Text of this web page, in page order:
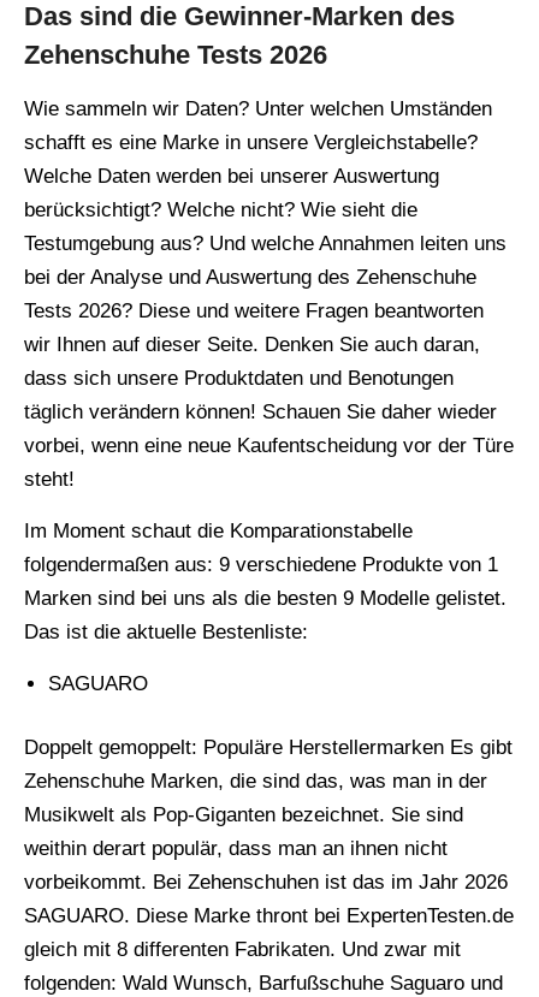
Das sind die Gewinner-Marken des
Zehenschuhe Tests 2026
Wie sammeln wir Daten? Unter welchen Umständen
schafft es eine Marke in unsere Vergleichstabelle?
Welche Daten werden bei unserer Auswertung
berücksichtigt? Welche nicht? Wie sieht die
Testumgebung aus? Und welche Annahmen leiten uns
bei der Analyse und Auswertung des Zehenschuhe
Tests 2026? Diese und weitere Fragen beantworten
wir Ihnen auf dieser Seite. Denken Sie auch daran,
dass sich unsere Produktdaten und Benotungen
täglich verändern können! Schauen Sie daher wieder
vorbei, wenn eine neue Kaufentscheidung vor der Türe
steht!
Im Moment schaut die Komparationstabelle
folgendermaßen aus: 9 verschiedene Produkte von 1
Marken sind bei uns als die besten 9 Modelle gelistet.
Das ist die aktuelle Bestenliste:
SAGUARO
Doppelt gemoppelt: Populäre Herstellermarken Es gibt
Zehenschuhe Marken, die sind das, was man in der
Musikwelt als Pop-Giganten bezeichnet. Sie sind
weithin derart populär, dass man an ihnen nicht
vorbeikommt. Bei Zehenschuhen ist das im Jahr 2026
SAGUARO. Diese Marke thront bei ExpertenTesten.de
gleich mit 8 differenten Fabrikaten. Und zwar mit
folgenden: Wald Wunsch, Barfußschuhe Saguaro und